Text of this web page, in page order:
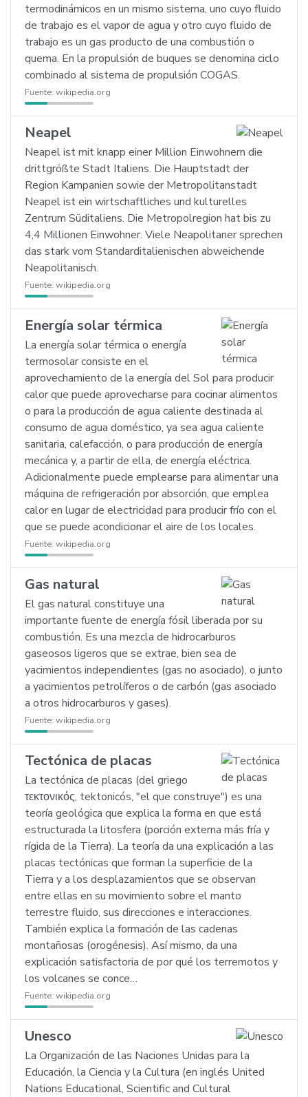
termodinámicos en un mismo sistema, uno cuyo fluido
de trabajo es el vapor de agua y otro cuyo fluido de
trabajo es un gas producto de una combustión o
quema. En la propulsión de buques se denomina ciclo
combinado al sistema de propulsión COGAS.
Fuente: wikipedia.org
Neapel
Neapel ist mit knapp einer Million Einwohnern die
drittgrößte Stadt Italiens. Die Hauptstadt der
Region Kampanien sowie der Metropolitanstadt
Neapel ist ein wirtschaftliches und kulturelles
Zentrum Süditaliens. Die Metropolregion hat bis zu
4,4 Millionen Einwohner. Viele Neapolitaner sprechen
das stark vom Standarditalienischen abweichende
Neapolitanisch.
Fuente: wikipedia.org
Energía solar térmica
La energía solar térmica o energía
termosolar consiste en el
aprovechamiento de la energía del Sol para producir
calor que puede aprovecharse para cocinar alimentos
o para la producción de agua caliente destinada al
consumo de agua doméstico, ya sea agua caliente
sanitaria, calefacción, o para producción de energía
mecánica y, a partir de ella, de energía eléctrica.
Adicionalmente puede emplearse para alimentar una
máquina de refrigeración por absorción, que emplea
calor en lugar de electricidad para producir frío con el
que se puede acondicionar el aire de los locales.
Fuente: wikipedia.org
Gas natural
El gas natural constituye una
importante fuente de energía fósil liberada por su
combustión. Es una mezcla de hidrocarburos
gaseosos ligeros que se extrae, bien sea de
yacimientos independientes (gas no asociado), o junto
a yacimientos petrolíferos o de carbón (gas asociado
a otros hidrocarburos y gases).
Fuente: wikipedia.org
Tectónica de placas
La tectónica de placas (del griego
τεκτονικός, tektonicós, "el que construye") es una
teoría geológica que explica la forma en que está
estructurada la litosfera (porción externa más fría y
rígida de la Tierra). La teoría da una explicación a las
placas tectónicas que forman la superficie de la
Tierra y a los desplazamientos que se observan
entre ellas en su movimiento sobre el manto
terrestre fluido, sus direcciones e interacciones.
También explica la formación de las cadenas
montañosas (orogénesis). Así mismo, da una
explicación satisfactoria de por qué los terremotos y
los volcanes se conce…
Fuente: wikipedia.org
Unesco
La Organización de las Naciones Unidas para la
Educación, la Ciencia y la Cultura (en inglés United
Nations Educational, Scientific and Cultural